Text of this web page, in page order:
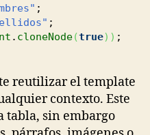
;
;
. cloneNode(true) ) ;
reutilizar el template
contexto. Este
tabla, sin embargo